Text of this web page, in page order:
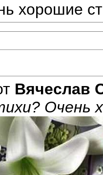
хорошие
Вячеслав
Очень